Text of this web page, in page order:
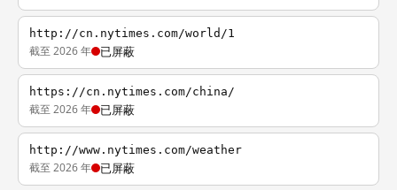
http://cn.nytimes.com/world/1
截至 2026 年 已屏蔽
https://cn.nytimes.com/china/
截至 2026 年 已屏蔽
http://www.nytimes.com/weather
截至 2026 年 已屏蔽